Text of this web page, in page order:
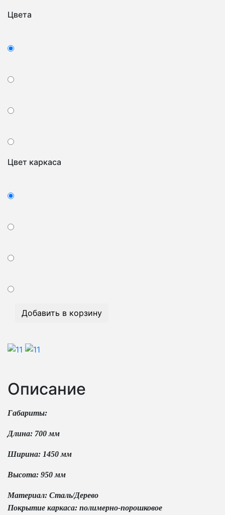
Цвета
Цвет каркаса
Добавить в корзину
Описание
Габариты:
Длина: 700 мм
Ширина: 1450 мм
Высота: 950 мм
Материал: Сталь/Дерево
Покрытие каркаса: полимерно-порошковое